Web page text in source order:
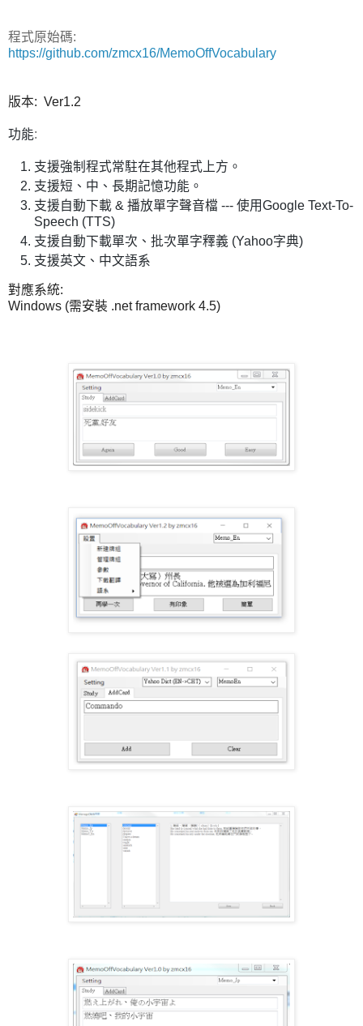
程式原始碼:
https://github.com/zmcx16/MemoOffVocabulary
版本: Ver1.2
功能:
支援強制程式常駐在其他程式上方。
支援短、中、長期記憶功能。
支援自動下載 & 播放單字聲音檔 --- 使用Google Text-To-
Speech (TTS)
支援自動下載單次、批次單字釋義 (Yahoo字典)
支援英文、中文語系
對應系統:
Windows (需安裝 .net framework 4.5)